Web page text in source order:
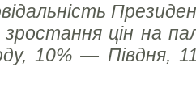
цін на
10% — Півдня,